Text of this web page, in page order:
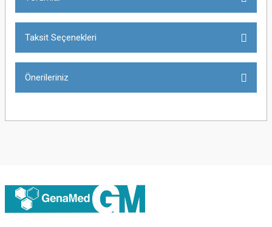
Taksit Seçenekleri
Önerileriniz
Ürün resmi kalitesiz, bozuk veya görüntülenemiyor.
Ürün açıklamasında eksik bilgiler bulunuyor.